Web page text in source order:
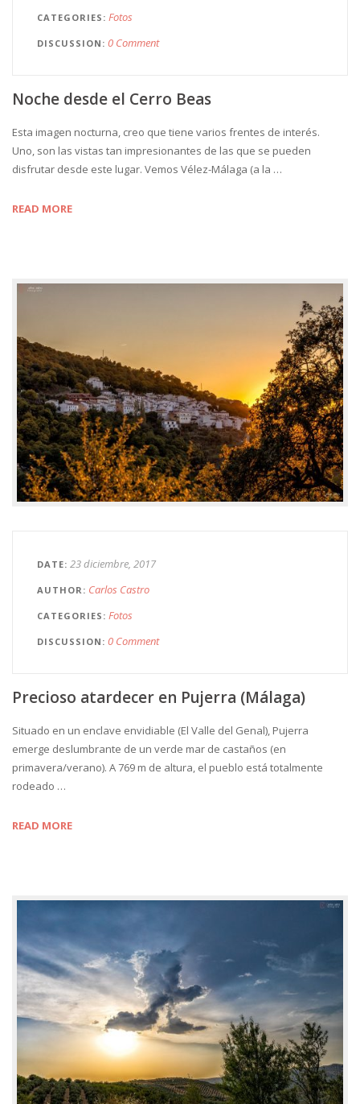
CATEGORIES Fotos
DISCUSSION 0 Comment
Noche desde el Cerro Beas
Esta imagen nocturna, creo que tiene varios frentes de interés.
Uno, son las vistas tan impresionantes de las que se pueden
disfrutar desde este lugar. Vemos Vélez-Málaga (a la …
READ MORE
DATE 23 diciembre, 2017
AUTHOR Carlos Castro
CATEGORIES Fotos
DISCUSSION 0 Comment
Precioso atardecer en Pujerra (Málaga)
Situado en un enclave envidiable (El Valle del Genal), Pujerra
emerge deslumbrante de un verde mar de castaños (en
primavera/verano). A 769 m de altura, el pueblo está totalmente
rodeado …
READ MORE